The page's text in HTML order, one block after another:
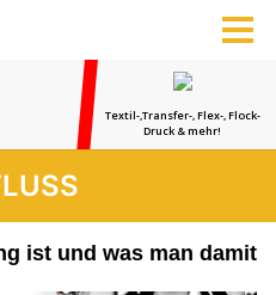
ist und was man damit